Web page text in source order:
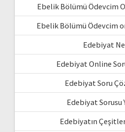
Ebelik Bölümü Ödevcim
Ebelik Bölümü Ödevcim
Edebiyat
Edebiyat Online
Edebiyat Soru
Edebiyat Sorusu
Edebiyatın